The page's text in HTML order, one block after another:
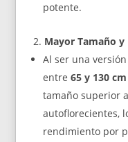
potente.
Mayor Tamaño
Al ser una
entre65 y 130 cm
tamaño superior
autoflorecientes,
rendimiento por